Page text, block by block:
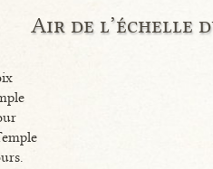
Air de l’échelle